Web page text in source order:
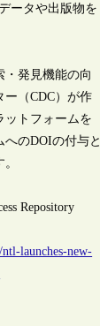
ータや出版物を
・発見機能の向
ー（CDC）が作
ットフォームを
のDOIの付与と
Repository
launches-new-